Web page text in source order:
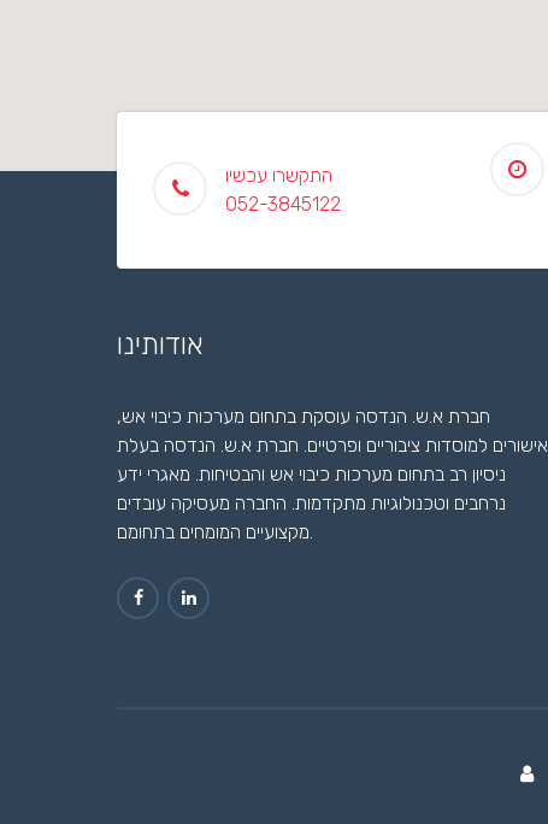
התקשרו עכשיו
052-3845122
אודותינו
חברת א.ש. הנדסה עוסקת בתחום מערכות כיבוי אש,
אישורים למוסדות ציבוריים ופרטיים. חברת א.ש. הנדסה בעלת
ניסיון רב בתחום מערכות כיבוי אש והבטיחות. מאגרי ידע
נרחבים וטכנולוגיות מתקדמות. החברה מעסיקה עובדים
מקצועיים המומחים בתחומם.